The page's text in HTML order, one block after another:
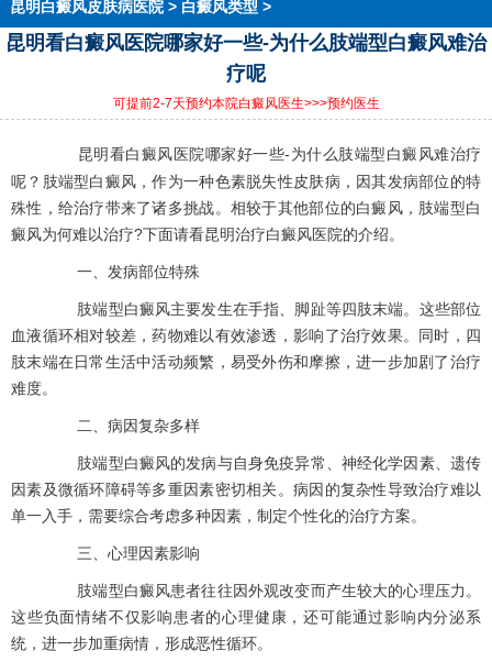
昆明白癜风皮肤病医院> 白癜风类型 >
昆明看白癜风医院哪家好一些-为什么肢端型白癜风难治
疗呢
可提前2-7天预约本院白癜风医生>>>预约医生
昆明看白癜风医院哪家好一些-为什么肢端型白癜风难治疗
呢？肢端型白癜风，作为一种色素脱失性皮肤病，因其发病部位的特
殊性，给治疗带来了诸多挑战。相较于其他部位的白癜风，肢端型白
癜风为何难以治疗?下面请看昆明治疗白癜风医院的介绍。
一、发病部位特殊
肢端型白癜风主要发生在手指、脚趾等四肢末端。这些部位
血液循环相对较差，药物难以有效渗透，影响了治疗效果。同时，四
肢末端在日常生活中活动频繁，易受外伤和摩擦，进一步加剧了治疗
难度。
二、病因复杂多样
肢端型白癜风的发病与自身免疫异常、神经化学因素、遗传
因素及微循环障碍等多重因素密切相关。病因的复杂性导致治疗难以
单一入手，需要综合考虑多种因素，制定个性化的治疗方案。
三、心理因素影响
肢端型白癜风患者往往因外观改变而产生较大的心理压力。
这些负面情绪不仅影响患者的心理健康，还可能通过影响内分泌系
统，进一步加重病情，形成恶性循环。